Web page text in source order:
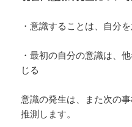
・意識することは、自分
・最初の自分の意識は、
じる
意識の発生は、また次の
推測します。